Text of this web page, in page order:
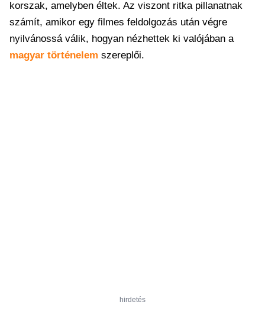
korszak, amelyben éltek. Az viszont ritka pillanatnak
számít, amikor egy filmes feldolgozás után végre
nyilvánossá válik, hogyan nézhettek ki valójában a
magyar történelem szereplői.
hirdetés